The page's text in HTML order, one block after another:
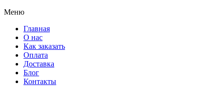
Меню
Главная
О нас
Как заказать
Оплата
Доставка
Блог
Контакты